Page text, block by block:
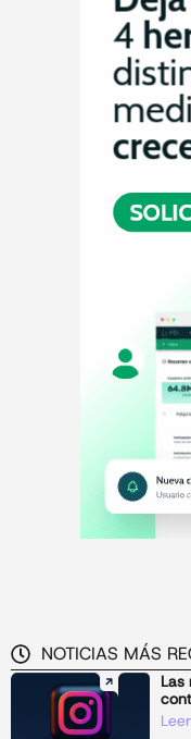
NOTICIAS MÁS
Las